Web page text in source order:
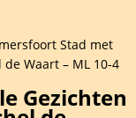
Stad met
Waart – ML 10-4
Gezichten